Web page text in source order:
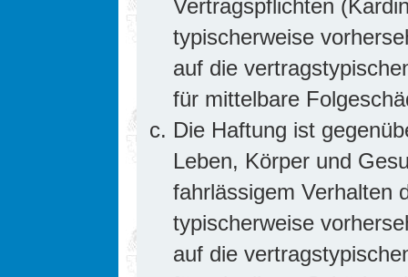
Vertragspflichten
typischerweise
auf die
für mittelbare
Die Haftung ist
Leben, Körper und
fahrlässigem Verhalten
typischerweise
auf die